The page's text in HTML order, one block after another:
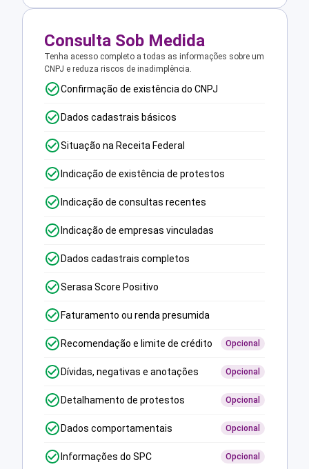
Consulta Sob Medida
Tenha acesso completo a todas as informações sobre um
CNPJ e reduza riscos de inadimplência.
Confirmação de existência do CNPJ
Dados cadastrais básicos
Situação na Receita Federal
Indicação de existência de protestos
Indicação de consultas recentes
Indicação de empresas vinculadas
Dados cadastrais completos
Serasa Score Positivo
Faturamento ou renda presumida
Recomendação e limite de crédito Opcional
Dívidas, negativas e anotações Opcional
Detalhamento de protestos Opcional
Dados comportamentais Opcional
Informações do SPC Opcional